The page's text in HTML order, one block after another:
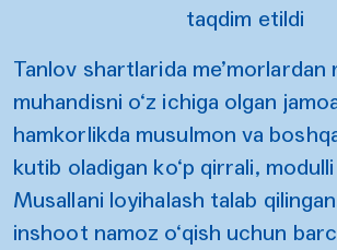
taqdim etildi
Tanlov shartlarida me’morlardan
muhandisni o‘z ichiga olgan
hamkorlikda musulmon va
kutib oladigan ko‘p qirrali,
Musallani loyihalash talab
inshoot namoz o‘qish uchun